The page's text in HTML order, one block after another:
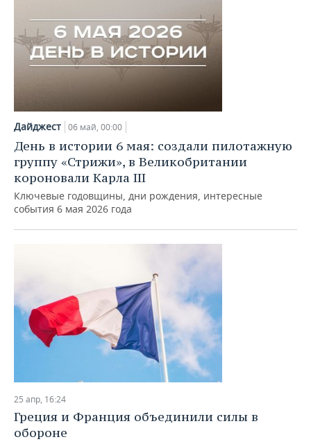
Дайджест 06 май, 00:00
День в истории 6 мая: создали пилотажную
группу «Стрижи», в Великобритании
короновали Карлa III
Ключевые годовщины, дни рождения, интересные
события 6 мая 2026 года
25 апр, 16:24
Греция и Франция объединили силы в
обороне